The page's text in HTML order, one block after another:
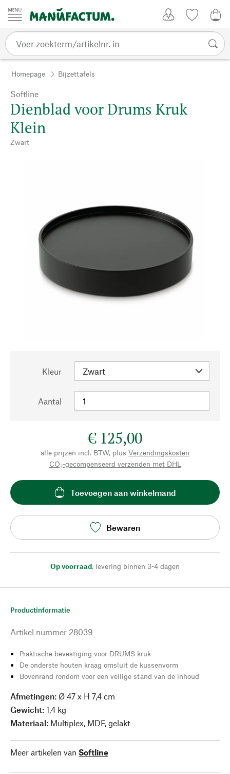
Passer au contenu
Homepage Bijzettafels
Softline
Dienblad voor Drums Kruk
Klein
Zwart
Kleur
Aantal
€ 125,00
alle prijzen incl. BTW, plus Verzendingskosten
CO₂-gecompenseerd verzenden met DHL
Toevoegen aan winkelmand
Bewaren
Op voorraad, levering binnen 3-4 dagen
Productinformatie
Artikel nummer 28039
Praktische bevestiging voor DRUMS kruk
De onderste houten kraag omsluit de kussenvorm
Bovenrand rondom voor een veilige stand van de inhoud
Afmetingen: Ø 47 x H 7,4 cm
Gewicht: 1,4 kg
Materiaal: Multiplex, MDF, gelakt
Meer artikelen van Softline